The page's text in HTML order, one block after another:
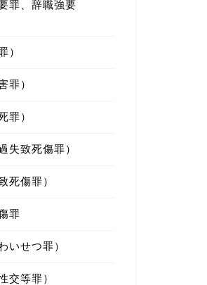
罪、辞職強要
）
罪）
罪）
失致死傷罪）
死傷罪）
罪
いせつ罪）
交等罪）